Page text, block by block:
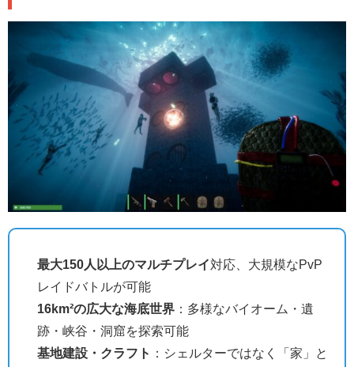
最大150人以上のマルチプレイ対応、大規模なPvP
レイドバトルが可能
16km²の広大な海底世界 ：多様なバイオーム・遺
跡・峡谷・洞窟を探索可能
基地建設・クラフト
：シェルターではなく「家」と